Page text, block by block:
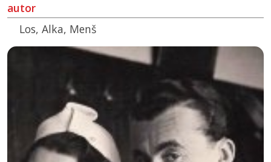
autor
Los, Alka, Menš